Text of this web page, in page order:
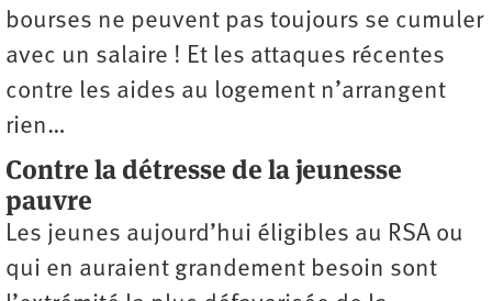
bourses ne peuvent pas toujours se cumuler
avec un salaire ! Et les attaques récentes
contre les aides au logement n’arrangent
rien…
Contre la détresse de la jeunesse
pauvre
Les jeunes aujourd’hui éligibles au RSA ou
qui en auraient grandement besoin sont